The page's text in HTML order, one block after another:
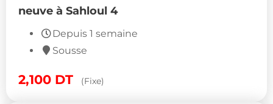
neuve à Sahloul 4
Depuis 1 semaine
Sousse
2,100 DT (Fixe)